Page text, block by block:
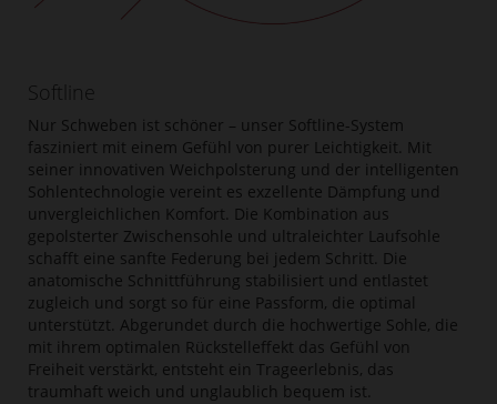
Softline
Nur Schweben ist schöner – unser Softline-System
fasziniert mit einem Gefühl von purer Leichtigkeit. Mit
seiner innovativen Weichpolsterung und der intelligenten
Sohlentechnologie vereint es exzellente Dämpfung und
unvergleichlichen Komfort. Die Kombination aus
gepolsterter Zwischensohle und ultraleichter Laufsohle
schafft eine sanfte Federung bei jedem Schritt. Die
anatomische Schnittführung stabilisiert und entlastet
zugleich und sorgt so für eine Passform, die optimal
unterstützt. Abgerundet durch die hochwertige Sohle, die
mit ihrem optimalen Rückstelleffekt das Gefühl von
Freiheit verstärkt, entsteht ein Trageerlebnis, das
traumhaft weich und unglaublich bequem ist.